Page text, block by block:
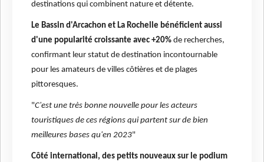
destinations qui combinent nature et détente.
Le Bassin d'Arcachon et La Rochelle bénéficient aussi
d'une popularité croissante avec +20% de recherches,
confirmant leur statut de destination incontournable
pour les amateurs de villes côtières et de plages
pittoresques.
"C'est une très bonne nouvelle pour les acteurs
touristiques de ces régions qui partent sur de bien
meilleures bases qu'en 2023"
Côté international, des petits nouveaux sur le podium